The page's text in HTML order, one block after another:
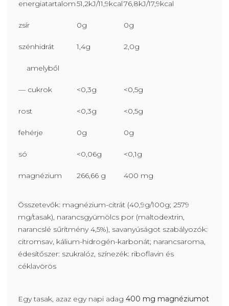
energiatartalom51,2kJ/11,9kcal76,8kJ/17,9kcal
zsír 0g 0g
szénhidrát 1,4g 2,0g
amelyből
— cukrok <0,3g <0,5g
rost <0,3g <0,5g
fehérje 0g 0g
só <0,06g <0,1g
magnézium 266,66 g 400 mg
Összetevők: magnézium-citrát (40,9g/100g; 2579
mg/tasak), narancsgyümölcs por (maltodextrin,
narancslé sűrítmény 4,5%), savanyúságot szabályozók:
citromsav, kálium-hidrogén-karbonát; narancsaroma,
édesítőszer: szukralóz, színezék: riboflavin és
céklavörös
Egy tasak, azaz egy napi adag 400 mg magnéziumot